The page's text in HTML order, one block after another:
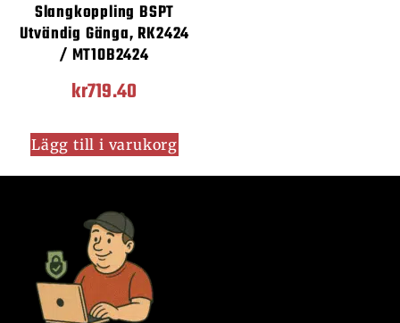
Slangkoppling BSPT
Utvändig Gänga, RK2424
/ MT10B2424
kr719.40
Lägg till i varukorg